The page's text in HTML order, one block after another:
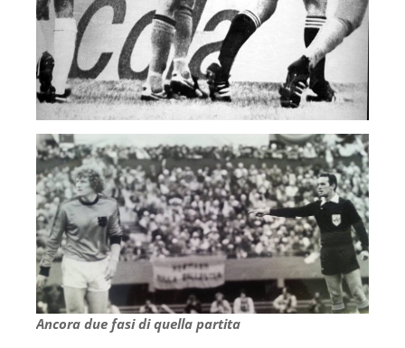
Ancora due fasi di quella partita